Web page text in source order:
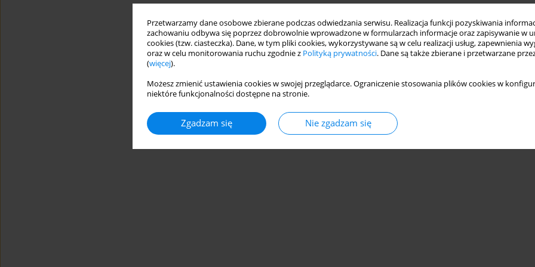
Przetwarzamy dane osobowe zbierane podczas odwiedzania serwisu. Realizacja funkcji pozyskiwania
zachowaniu odbywa się poprzez dobrowolnie wprowadzone w formularzach informacje oraz zapisywanie w
cookies (tzw. ciasteczka). Dane, w tym pliki cookies, wykorzystywane są w celu realizacji usług, zapewnienia
oraz w celu monitorowania ruchu zgodnie z Polityką prywatności. Dane są także zbierane i przetwarzane
(więcej).
Możesz zmienić ustawienia cookies w swojej przeglądarce. Ograniczenie stosowania plików cookies w
niektóre funkcjonalności dostępne na stronie.
Zgadzam się Nie zgadzam się